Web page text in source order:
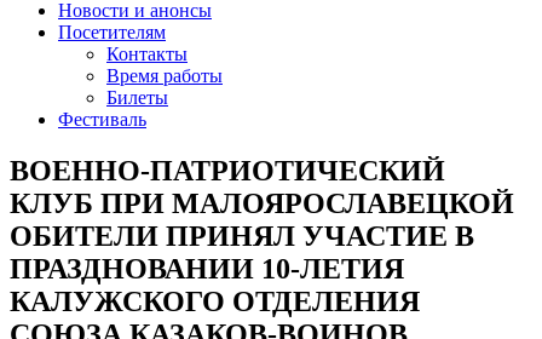
Новости и анонсы
Посетителям
Контакты
Время работы
Билеты
Фестиваль
ВОЕННО-ПАТРИОТИЧЕСКИЙ
КЛУБ ПРИ МАЛОЯРОСЛАВЕЦКОЙ
ОБИТЕЛИ ПРИНЯЛ УЧАСТИЕ В
ПРАЗДНОВАНИИ 10-ЛЕТИЯ
КАЛУЖСКОГО ОТДЕЛЕНИЯ